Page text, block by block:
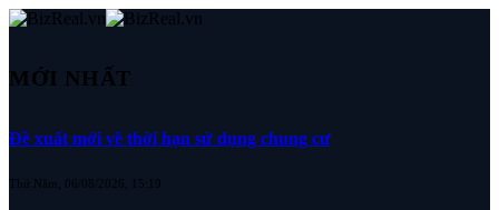
MỚI NHẤT
Đề xuất mới về thời hạn sử dụng chung cư
Thứ Năm, 06/08/2026, 15:19